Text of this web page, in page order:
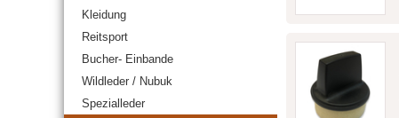
Kleidung
Reitsport
Bucher- Einbande
Wildleder / Nubuk
Spezialleder